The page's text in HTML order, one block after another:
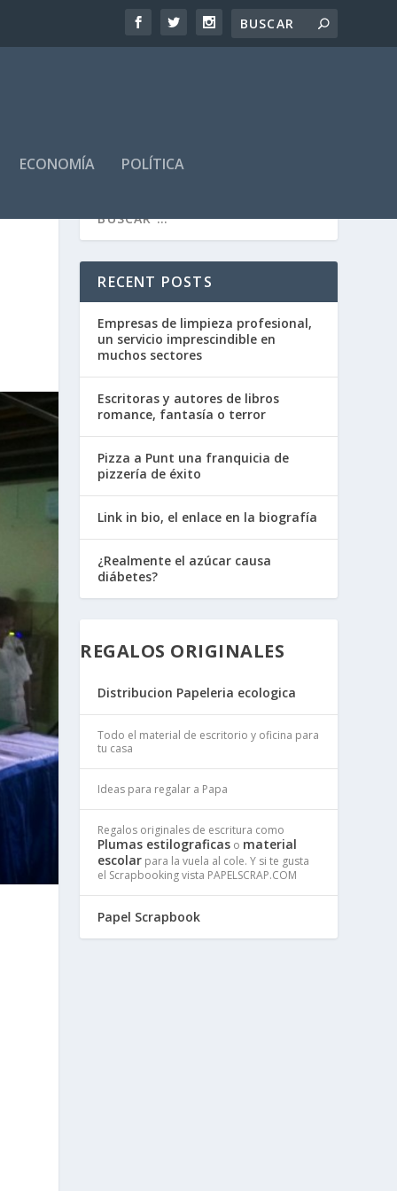
ECONOMÍA POLÍTICA
RECENT POSTS
Empresas de limpieza profesional,
un servicio imprescindible en
muchos sectores
Escritoras y autores de libros
romance, fantasía o terror
Pizza a Punt una franquicia de
pizzería de éxito
Link in bio, el enlace en la biografía
¿Realmente el azúcar causa
diábetes?
REGALOS ORIGINALES
Distribucion Papeleria ecologica
Todo el material de escritorio y oficina para
tu casa
Ideas para regalar a Papa
Regalos originales de escritura como
Plumas estilograficas o material
escolar para la vuela al cole. Y si te gusta
el Scrapbooking vista PAPELSCRAP.COM
Papel Scrapbook